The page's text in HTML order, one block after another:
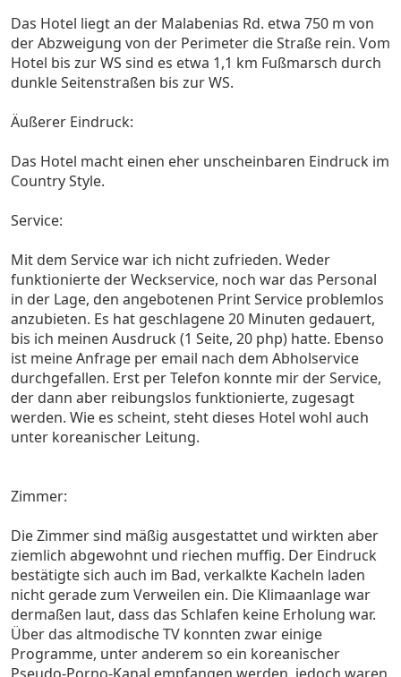
Das Hotel liegt an der Malabenias Rd. etwa 750 m von
der Abzweigung von der Perimeter die Straße rein. Vom
Hotel bis zur WS sind es etwa 1,1 km Fußmarsch durch
dunkle Seitenstraßen bis zur WS.
Äußerer Eindruck:
Das Hotel macht einen eher unscheinbaren Eindruck im
Country Style.
Service:
Mit dem Service war ich nicht zufrieden. Weder
funktionierte der Weckservice, noch war das Personal
in der Lage, den angebotenen Print Service problemlos
anzubieten. Es hat geschlagene 20 Minuten gedauert,
bis ich meinen Ausdruck (1 Seite, 20 php) hatte. Ebenso
ist meine Anfrage per email nach dem Abholservice
durchgefallen. Erst per Telefon konnte mir der Service,
der dann aber reibungslos funktionierte, zugesagt
werden. Wie es scheint, steht dieses Hotel wohl auch
unter koreanischer Leitung.
Zimmer:
Die Zimmer sind mäßig ausgestattet und wirkten aber
ziemlich abgewohnt und riechen muffig. Der Eindruck
bestätigte sich auch im Bad, verkalkte Kacheln laden
nicht gerade zum Verweilen ein. Die Klimaanlage war
dermaßen laut, dass das Schlafen keine Erholung war.
Über das altmodische TV konnten zwar einige
Programme, unter anderem so ein koreanischer